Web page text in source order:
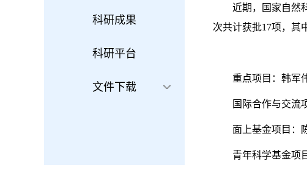
科研成果
科研平台
文件下载
近期，国家自然
次共计获批17项，其
重点项目：韩军
国际合作与交流
面上基金项目：
青年科学基金项